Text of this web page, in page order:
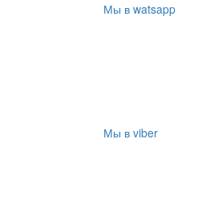
Мы в watsapp
Мы в viber